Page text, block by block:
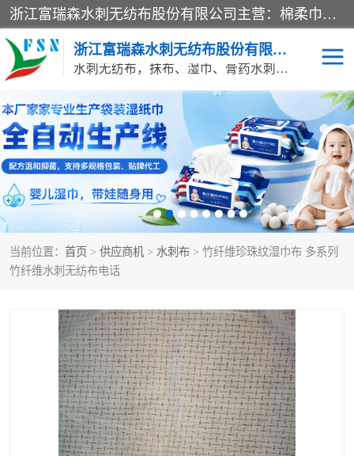
浙江富瑞森水刺无纺布股份有限公司主营：棉柔巾水刺无纺布、水刺布、水刺无纺布、膏药水刺无纺布、清洁抹布、湿巾、针刺无纺布、珍珠纹水刺无纺布、无纺布清洁抹布等产品。浙江富瑞森水刺无纺布股份有限公司积倡导由工程师全面负责生产工艺、产品质量检测的管理模式，通过ISO9001质量体系认证。
浙江富瑞森水刺无纺布股份有限公司
水刺无纺布，抹布、湿巾、膏药水刺无纺布、棉柔巾水刺无纺布、水刺布
当前位置： 首页 > 供应商机 > 水刺布 > 竹纤维珍珠纹湿巾布 多系列
竹纤维水刺无纺布电话
水刺布 巴布贴水刺布
PVC革基布 无纺布清洁抹布
抗菌等功能性产品
多种清洁尘掸 珍珠纹水刺无纺布
膏药水刺无纺布 湿巾
棉柔巾水刺无纺布 印花压花复合布
水刺无纺布 地拖布
懒人抹布 清洁抹布